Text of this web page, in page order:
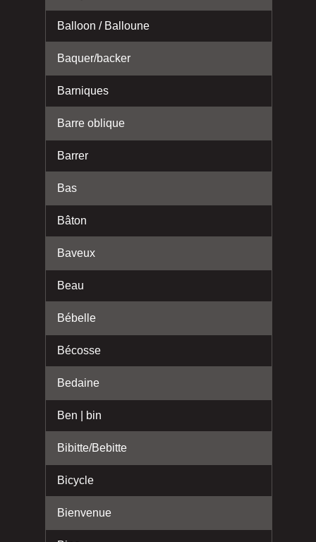
Balloon / Balloune
Baquer/backer
Barniques
Barre oblique
Barrer
Bas
Bâton
Baveux
Beau
Bébelle
Bécosse
Bedaine
Ben | bin
Bibitte/Bebitte
Bicycle
Bienvenue